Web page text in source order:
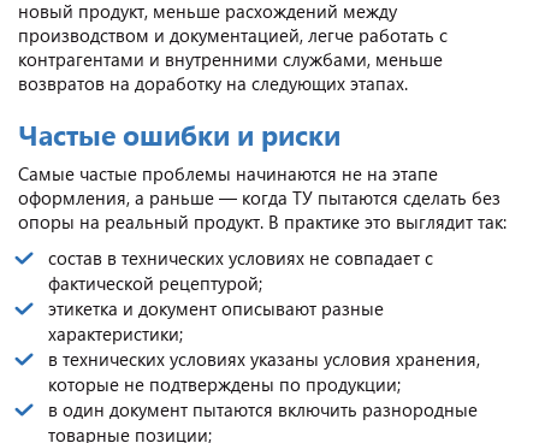
новый продукт, меньше расхождений между
производством и документацией, легче работать с
контрагентами и внутренними службами, меньше
возвратов на доработку на следующих этапах.
Частые ошибки и риски
Самые частые проблемы начинаются не на этапе
оформления, а раньше — когда ТУ пытаются сделать без
опоры на реальный продукт. В практике это выглядит так:
состав в технических условиях не совпадает с
фактической рецептурой;
этикетка и документ описывают разные
характеристики;
в технических условиях указаны условия хранения,
которые не подтверждены по продукции;
в один документ пытаются включить разнородные
товарные позиции;